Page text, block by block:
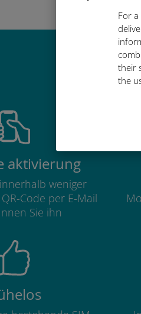
For
their
the
aktivierung
weniger
Code per E-Mail
Sie ihn